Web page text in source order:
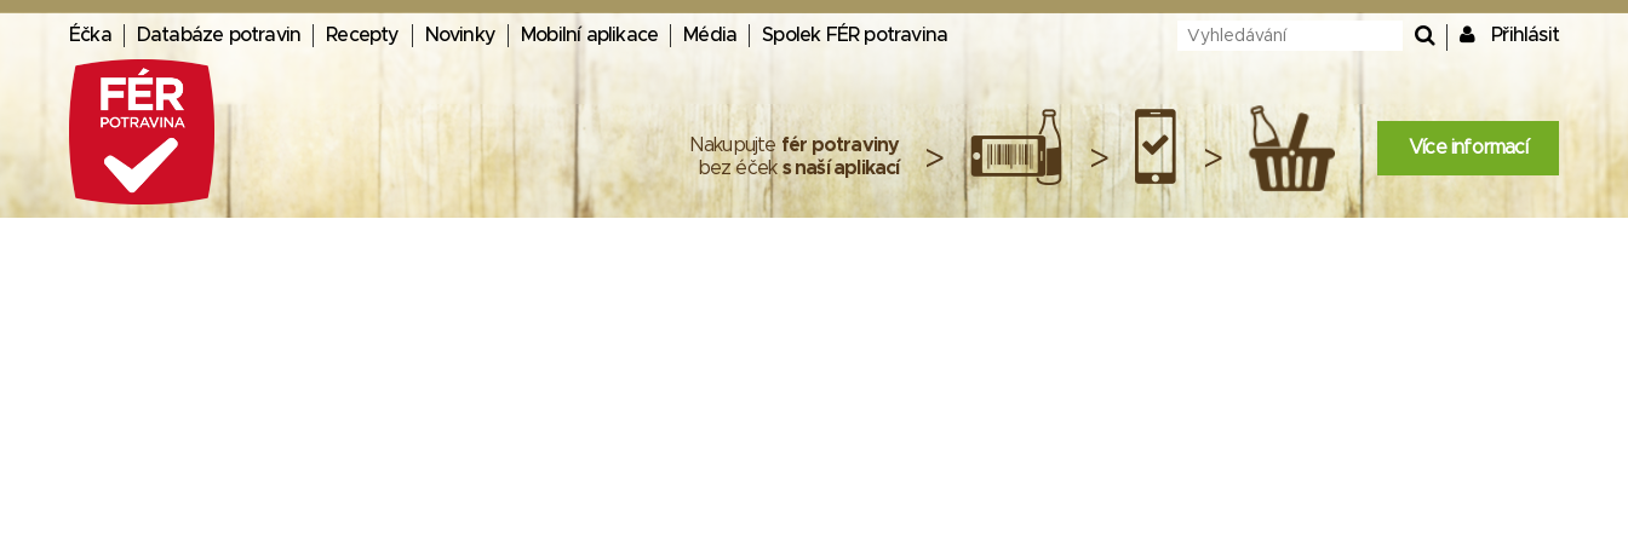
Éčka Databáze potravin Recepty Novinky Mobilní aplikace Média Spolek FÉR potravina Přihlásit
Nakupujte fér potraviny
bez éček s naší aplikací > > > Více informací